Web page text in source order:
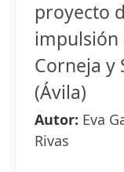
proyecto
impulsión
Corneja y
(Ávila)
Autor: Eva
Rivas